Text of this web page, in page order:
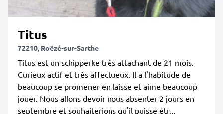
Titus
72210, Roëzé-sur-Sarthe
Titus est un schipperke très attachant de 21 mois.
Curieux actif et très affectueux. Il a l'habitude de
beaucoup se promener en laisse et aime beaucoup
jouer. Nous allons devoir nous absenter 2 jours en
septembre et souhaiterions qu'il puisse êtr...